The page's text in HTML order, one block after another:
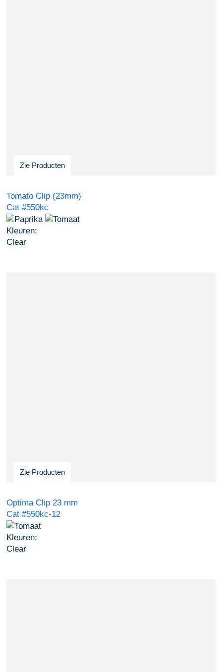
Zie Producten
Tomato Clip (23mm)
Cat #550kc
Kleuren:
Clear
Zie Producten
Optima Clip 23 mm
Cat #550kc-12
Kleuren:
Clear